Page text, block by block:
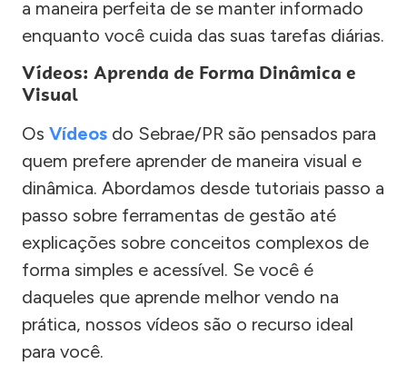
a maneira perfeita de se manter informado
enquanto você cuida das suas tarefas diárias.
Vídeos: Aprenda de Forma Dinâmica e
Visual
Os Vídeos do Sebrae/PR são pensados para
quem prefere aprender de maneira visual e
dinâmica. Abordamos desde tutoriais passo a
passo sobre ferramentas de gestão até
explicações sobre conceitos complexos de
forma simples e acessível. Se você é
daqueles que aprende melhor vendo na
prática, nossos vídeos são o recurso ideal
para você.